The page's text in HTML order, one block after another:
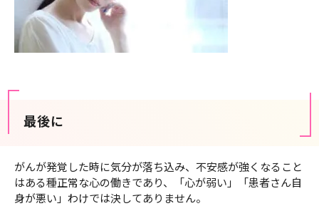
最後に
がんが発覚した時に気分が落ち込み、不安感が強くなること
はある種正常な心の働きであり、「心が弱い」「患者さん自
身が悪い」わけでは決してありません。